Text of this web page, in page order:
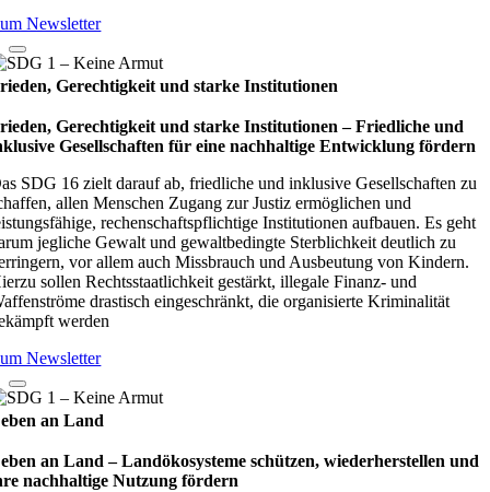
Newsletter
Gerechtigkeit und starke Institutionen
Gerechtigkeit und starke Institutionen – Fried­li­che und
Gesell­schaf­ten für eine nach­hal­tige Ent­wick­lung för­dern
SDG 16 zielt darauf ab, friedliche und inklusive Gesellschaften zu
allen Menschen Zugang zur Justiz ermöglichen und
rechenschaftspflichtige Institutionen aufbauen. Es geht
jegliche Gewalt und gewaltbedingte Sterblichkeit deutlich zu
vor allem auch Missbrauch und Ausbeutung von Kindern.
sollen Rechtsstaatlichkeit gestärkt, illegale Finanz- und
drastisch eingeschränkt, die organisierte Kriminalität
werden
Newsletter
an Land
an Land – Lan­d­öko­sys­teme schüt­zen, wie­der­her­stel­len und
nach­hal­tige Nut­zung för­dern